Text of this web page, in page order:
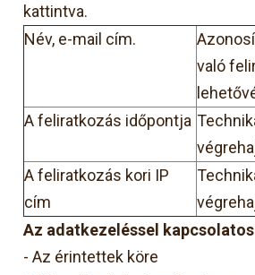
kattintva.
Név, e-mail cím.
való
A feliratkozás időpontja
A feliratkozás kori IP
cím
Az adatkezeléssel
- Az érintettek köre